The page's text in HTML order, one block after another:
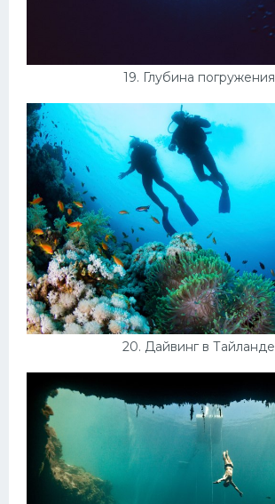
19. Глубина погружения
20. Дайвинг в Тайланде